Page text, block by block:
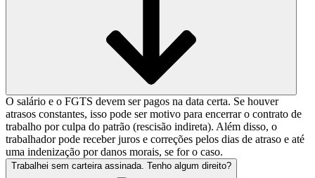
O salário e o FGTS devem ser pagos na data certa. Se houver
atrasos constantes, isso pode ser motivo para encerrar o contrato de
trabalho por culpa do patrão (rescisão indireta). Além disso, o
trabalhador pode receber juros e correções pelos dias de atraso e até
uma indenização por danos morais, se for o caso.
Trabalhei sem carteira assinada. Tenho algum direito?